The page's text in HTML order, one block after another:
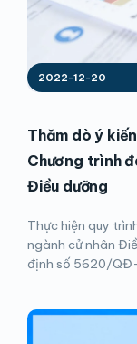
2022-12-20
Thăm dò ý
Chương trình
Điều dưỡng
Thực hiện quy
ngành cử nhân
định số 5620/